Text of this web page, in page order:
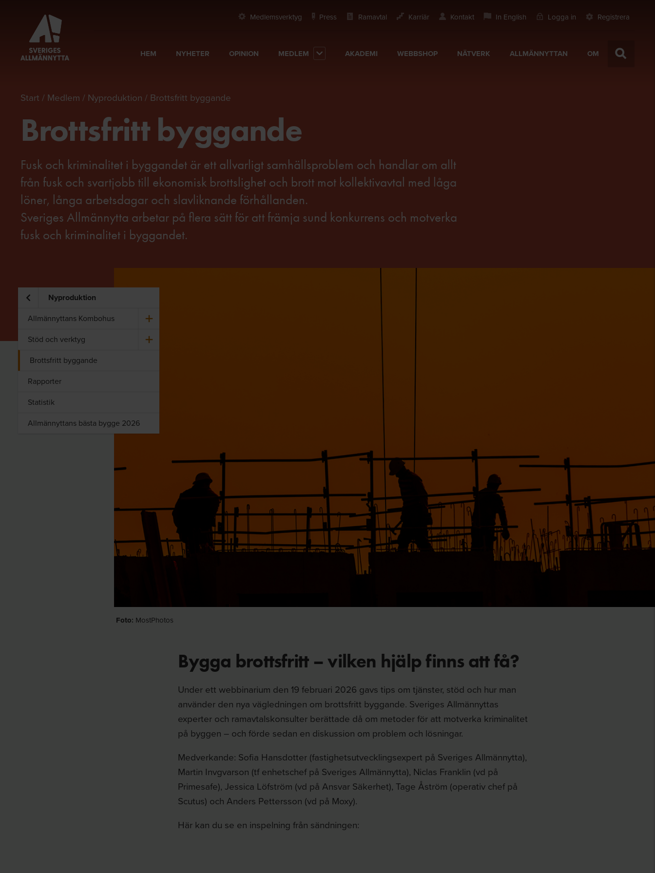
Medlemsverktyg Press Ramavtal Karriär Kontakt In English Logga in Registrera
HEM NYHETER OPINION MEDLEM AKADEMI WEBBSHOP NÄTVERK ALLMÄNNYTTAN OM
Start Medlem Nyproduktion Brottsfritt byggande
Brottsfritt byggande
Fusk och kriminalitet i byggandet är ett allvarligt samhällsproblem och handlar om allt
från fusk och svartjobb till ekonomisk brottslighet och brott mot kollektivavtal med låga
löner, långa arbetsdagar och slavliknande förhållanden.
Sveriges Allmännytta arbetar på flera sätt för att främja sund konkurrens och motverka
fusk och kriminalitet i byggandet.
Foto: MostPhotos
Nyproduktion
All­män­nyt­tans Kom­bo­hus
Stöd och verk­tyg
Brottsfritt byggande
Rapporter
Statistik
Allmännyttans bästa bygge 2026
Bygga brottsfritt – vilken hjälp finns att få?
Under ett webbinarium den 19 februari 2026 gavs tips om tjänster, stöd och hur man
använder den nya vägledningen om brottsfritt byggande. Sveriges Allmännyttas
experter och ramavtalskonsulter berättade då om metoder för att motverka kriminalitet
på byggen – och förde sedan en diskussion om problem och lösningar.
Medverkande: Sofia Hansdotter (fastighetsutvecklingsexpert på Sveriges Allmännytta),
Martin Invgvarson (tf enhetschef på Sveriges Allmännytta), Niclas Franklin (vd på
Primesafe), Jessica Löfström (vd på Ansvar Säkerhet), Tage Åström (operativ chef på
Scutus) och Anders Pettersson (vd på Moxy).
Här kan du se en inspelning från sändningen: